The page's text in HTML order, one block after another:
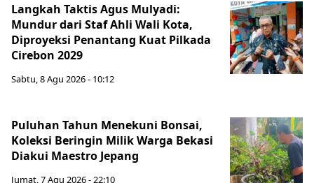
Langkah Taktis Agus Mulyadi:
Mundur dari Staf Ahli Wali Kota,
Diproyeksi Penantang Kuat Pilkada
Cirebon 2029
Sabtu, 8 Agu 2026 - 10:12
Puluhan Tahun Menekuni Bonsai,
Koleksi Beringin Milik Warga Bekasi
Diakui Maestro Jepang
Jumat, 7 Agu 2026 - 22:10